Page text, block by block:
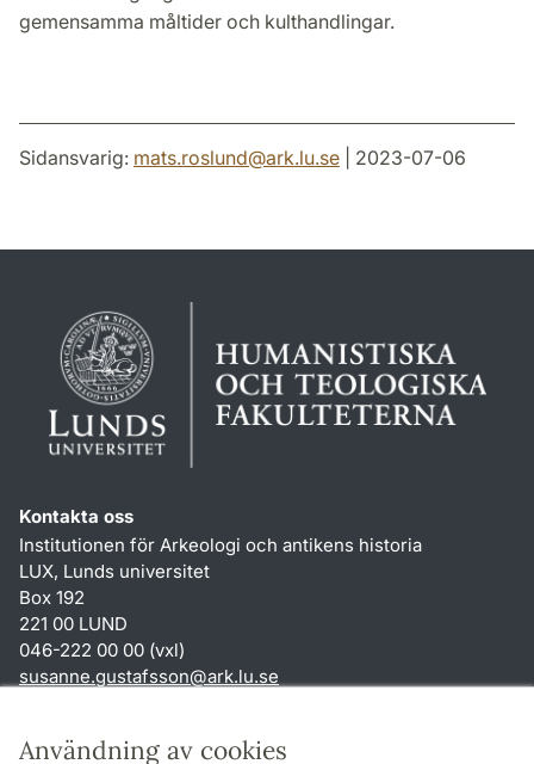
Användning av cookies
gemensamma måltider och kulthandlingar.
Sidansvarig: mats.roslund@ark.lu.se | 2023-07-06
Kontakta oss
Institutionen för Arkeologi och antikens historia
LUX, Lunds universitet
Box 192
221 00 LUND
046-222 00 00 (vxl)
susanne.gustafsson@ark.lu.se
Genvägar